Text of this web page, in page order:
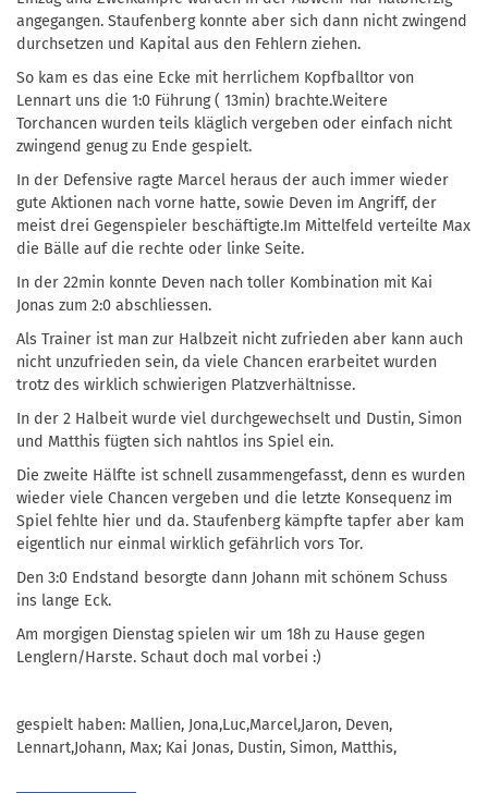
angegangen. Staufenberg konnte aber sich dann nicht zwingend
durchsetzen und Kapital aus den Fehlern ziehen.
So kam es das eine Ecke mit herrlichem Kopfballtor von
Lennart uns die 1:0 Führung ( 13min) brachte.Weitere
Torchancen wurden teils kläglich vergeben oder einfach nicht
zwingend genug zu Ende gespielt.
In der Defensive ragte Marcel heraus der auch immer wieder
gute Aktionen nach vorne hatte, sowie Deven im Angriff, der
meist drei Gegenspieler beschäftigte.Im Mittelfeld verteilte Max
die Bälle auf die rechte oder linke Seite.
In der 22min konnte Deven nach toller Kombination mit Kai
Jonas zum 2:0 abschliessen.
Als Trainer ist man zur Halbzeit nicht zufrieden aber kann auch
nicht unzufrieden sein, da viele Chancen erarbeitet wurden
trotz des wirklich schwierigen Platzverhältnisse.
In der 2 Halbeit wurde viel durchgewechselt und Dustin, Simon
und Matthis fügten sich nahtlos ins Spiel ein.
Die zweite Hälfte ist schnell zusammengefasst, denn es wurden
wieder viele Chancen vergeben und die letzte Konsequenz im
Spiel fehlte hier und da. Staufenberg kämpfte tapfer aber kam
eigentlich nur einmal wirklich gefährlich vors Tor.
Den 3:0 Endstand besorgte dann Johann mit schönem Schuss
ins lange Eck.
Am morgigen Dienstag spielen wir um 18h zu Hause gegen
Lenglern/Harste. Schaut doch mal vorbei :)
gespielt haben: Mallien, Jona,Luc,Marcel,Jaron, Deven,
Lennart,Johann, Max; Kai Jonas, Dustin, Simon, Matthis,